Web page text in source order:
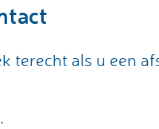
terecht als u een